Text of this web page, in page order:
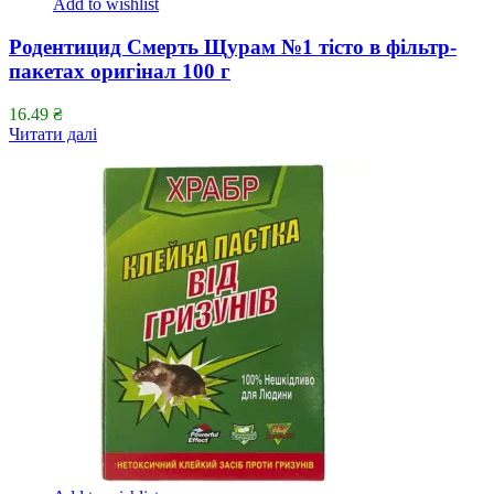
Add to wishlist
Родентицид Смерть Щурам №1 тісто в фільтр-
пакетах оригінал 100 г
16.49 ₴
Читати далі